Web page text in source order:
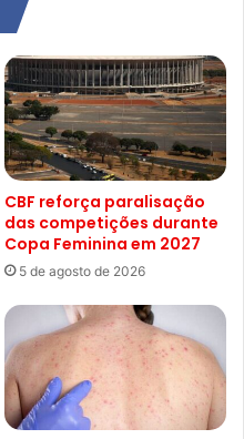
CBF reforça paralisação
das competições durante
Copa Feminina em 2027
5 de agosto de 2026